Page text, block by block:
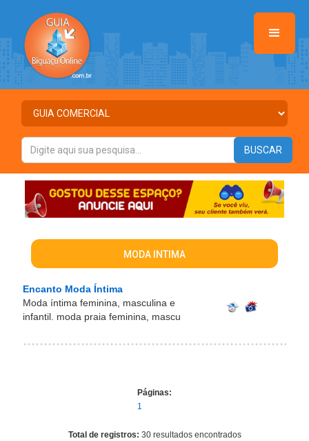
MODA INTIMA
Encanto Moda Íntima
Moda íntima feminina, masculina e
infantil. moda praia feminina, mascu
Páginas:
1
Total de registros: 30 resultados encontrados